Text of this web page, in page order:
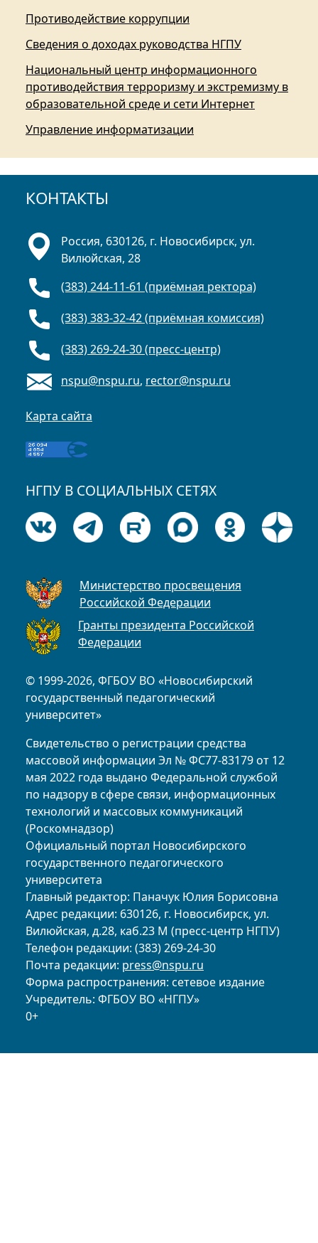
Противодействие коррупции
Сведения о доходах руководства НГПУ
Национальный центр информационного
противодействия терроризму и экстремизму в
образовательной среде и сети Интернет
Управление информатизации
КОНТАКТЫ
© 1999-2026, ФГБОУ ВО «Новосибирский
государственный педагогический
университет»
Свидетельство о регистрации средства
массовой информации Эл № ФС77-83179 от 12
мая 2022 года выдано Федеральной службой
по надзору в сфере связи, информационных
технологий и массовых коммуникаций
(Роскомнадзор)
Официальный портал Новосибирского
государственного педагогического
университета
Главный редактор: Паначук Юлия Борисовна
Адрес редакции: 630126, г. Новосибирск, ул.
Вилюйская, д.28, каб.23 М (пресс-центр НГПУ)
Телефон редакции: (383) 269-24-30
Почта редакции: press@nspu.ru
Форма распространения: сетевое издание
Учредитель: ФГБОУ ВО «НГПУ»
0+
Россия, 630126, г. Новосибирск, ул.
Вилюйская, 28
(383) 244-11-61 (приёмная ректора)
(383) 383-32-42 (приёмная комиссия)
(383) 269-24-30 (пресс-центр)
nspu@nspu.ru, rector@nspu.ru
Карта сайта
НГПУ В СОЦИАЛЬНЫХ СЕТЯХ
Министерство просвещения
Российской Федерации
Гранты президента Российской
Федерации